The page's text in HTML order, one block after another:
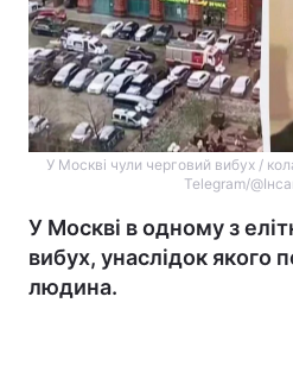
У Москві чули черговий вибух /
Telegram/
У Москві в одному з
вибух, унаслідок якого
людина.